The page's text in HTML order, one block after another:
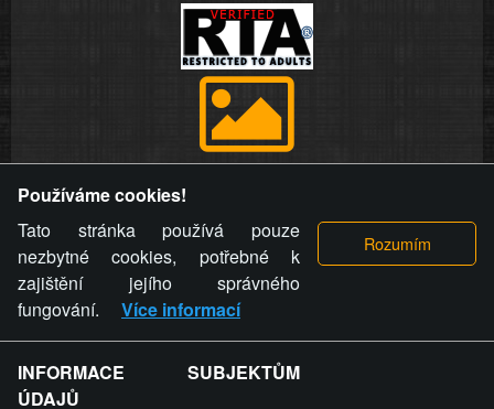
videa a komentáře. Osoba, které se toto opatření provozovatele
stránky týče, ani osoba, která umístila fotografii nebo video na
stránku, nemůže z důvodu odstranění fotografie, videa nebo
komentáře pro výše uvedenou okolnost uplatnit vůči
provozovateli stránky žádný nárok na náhradu škody nebo
nemajetkové újmy.
ZVRÁCENÝ.CZ - Svět není zvrácenej. To jen
Používáme cookies!
Tato stránka používá pouze
nezbytné cookies, potřebné k
zajištění jejího správného
fungování.
Více informací
INFORMACE SUBJEKTŮM
ÚDAJŮ